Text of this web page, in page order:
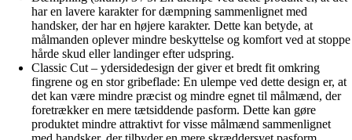
har en lavere karakter for dæmpning sammenlignet med
handsker, der har en højere karakter. Dette kan betyde, at
målmanden oplever mindre beskyttelse og komfort ved at stoppe
hårde skud eller landinger efter udspring.
Classic Cut – ydersidedesign der giver et bredt fit omkring
fingrene og en stor gribeflade: En ulempe ved dette design er, at
det kan være mindre præcist og mindre egnet til målmænd, der
foretrækker en mere tætsiddende pasform. Dette kan gøre
produktet mindre attraktivt for visse målmænd sammenlignet